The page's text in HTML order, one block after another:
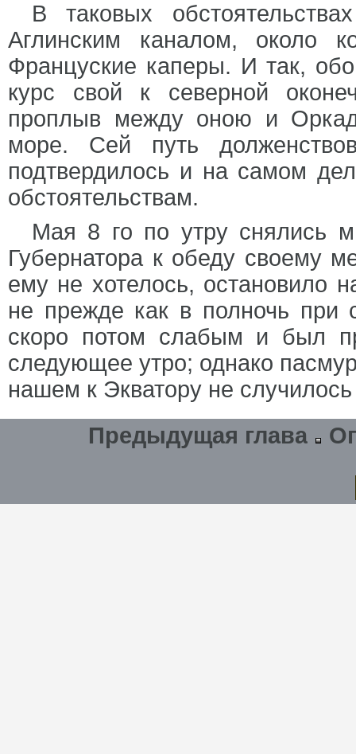
В таковых
Аглинским каналом, около
Француские каперы. И так,
курс свой к северной
проплыв между оною и
море. Сей путь
подтвердилось и на самом
обстоятельствам.
Мая 8 го по утру снялись
Губернатора к обеду своему
ему не хотелось,
не прежде как в полночь при
скоро потом слабым и был
следующее утро; однако
нашем к Экватору не
Предыдущая глава